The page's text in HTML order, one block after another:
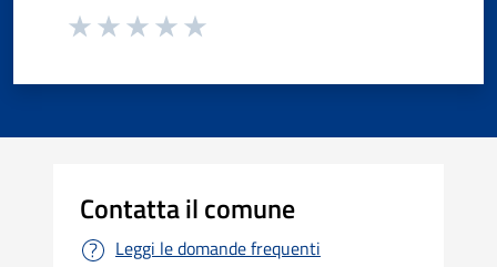
Contatta il comune
Leggi le domande frequenti